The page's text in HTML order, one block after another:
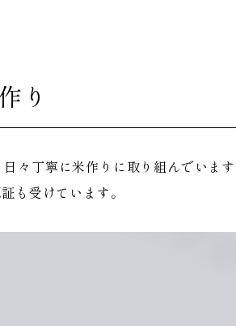
り
々丁寧に米作りに取り組んでいま
も受けています。